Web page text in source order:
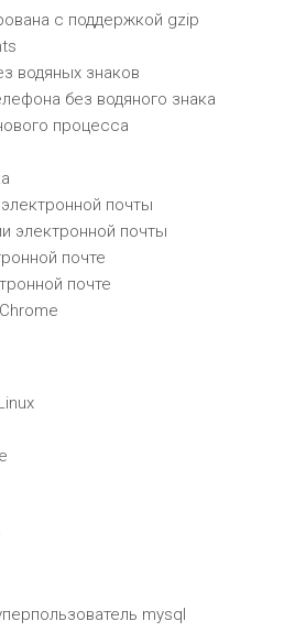
с поддержкой gzip
водяных знаков
без водяного знака
процесса
почты
электронной почты
почте
почте
mysql